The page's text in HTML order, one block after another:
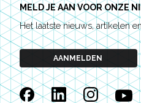
MELD JE AAN VOOR ONZE
Het laatste nieuws, artikelen
AANMELDEN
FacebookLinkedinInstagram